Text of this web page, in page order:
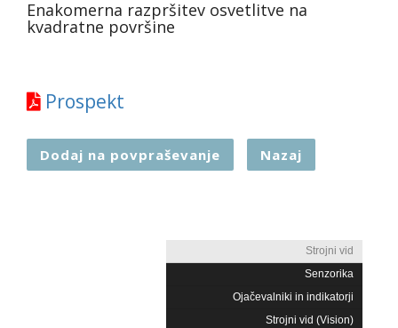
Enakomerna razpršitev osvetlitve na
kvadratne površine
Prospekt
Dodaj na povpraševanje Nazaj
Strojni vid
Senzorika
Ojačevalniki in indikatorji
Strojni vid (Vision)